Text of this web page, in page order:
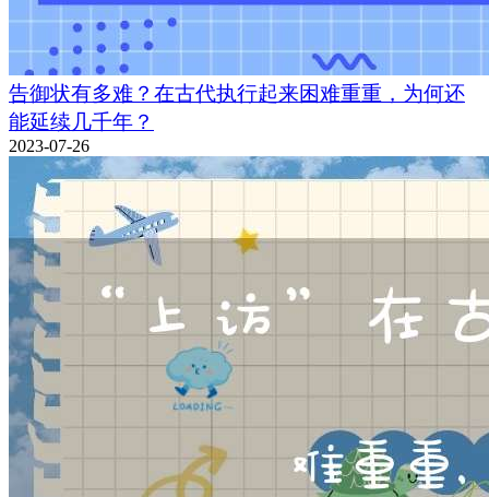
告御状有多难？在古代执行起来困难重重，为何还
能延续几千年？
2023-07-26